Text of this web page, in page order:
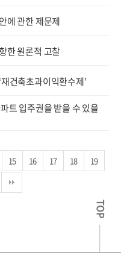
에 관한 제문제
한 원론적 고찰
건축초과이익환수제’
트 입주권을 받을 수 있을
15 16 17 18
19
TOP